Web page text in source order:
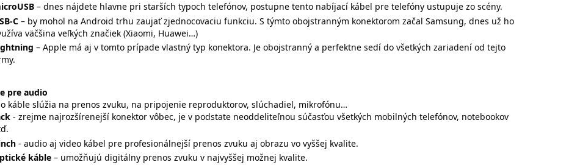
– dnes nájdete hlavne pri starších typoch telefónov, postupne tento nabíjací kábel pre telefóny ustupuje zo scény.
C – by mohol na Android trhu zaujať zjednocovaciu funkciu. S týmto obojstranným konektorom začal Samsung, dnes už ho
väčšina veľkých značiek (Xiaomi, Huawei…)
– Apple má aj v tomto prípade vlastný typ konektora. Je obojstranný a perfektne sedí do všetkých zariadení od tejto
pre audio
káble slúžia na prenos zvuku, na pripojenie reproduktorov, slúchadiel, mikrofónu…
- zrejme najrozšírenejší konektor vôbec, je v podstate neoddeliteľnou súčasťou všetkých mobilných telefónov, notebookov
- audio aj video kábel pre profesionálnejší prenos zvuku aj obrazu vo vyššej kvalite.
káble – umožňujú digitálny prenos zvuku v najvyššej možnej kvalite.